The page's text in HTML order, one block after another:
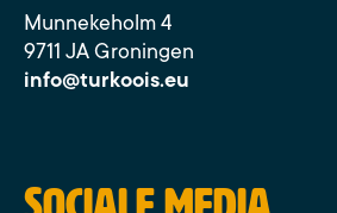
Munnekeholm 4
9711 JA Groningen
info@turkoois.eu